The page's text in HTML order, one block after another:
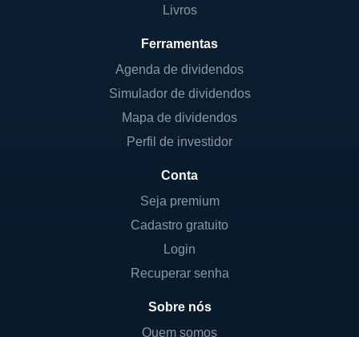
Livros
Ferramentas
Agenda de dividendos
Simulador de dividendos
Mapa de dividendos
Perfil de investidor
Conta
Seja premium
Cadastro gratuito
Login
Recuperar senha
Sobre nós
Quem somos